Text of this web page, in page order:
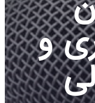
و